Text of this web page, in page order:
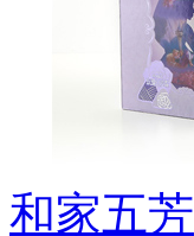
和家五芳